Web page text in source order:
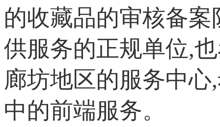
的收藏品的审核备
供服务的正规单位,
廊坊地区的服务中
中的前端服务。